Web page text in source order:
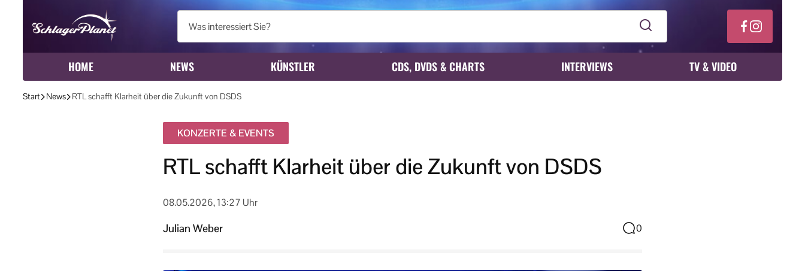
HOME NEWS KÜNSTLER CDS, DVDS & CHARTS INTERVIEWS TV & VIDEO
Start News RTL schafft Klarheit über die Zukunft von DSDS
KONZERTE & EVENTS
RTL schafft Klarheit über die Zukunft von DSDS
08.05.2026, 13:27 Uhr
Julian Weber 0